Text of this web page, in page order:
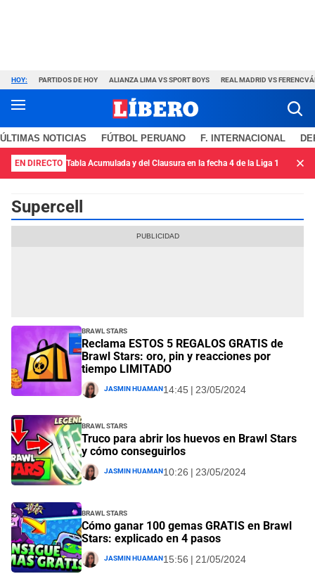
HOY: PARTIDOS DE HOY ALIANZA LIMA VS SPORT BOYS REAL MADRID VS
ÚLTIMAS NOTICIAS FÚTBOL PERUANO F. INTERNACIONAL
EN DIRECTO Tabla Acumulada y del Clausura en la fecha 4 de la Liga 1
Supercell
Brawl Stars
Reclama ESTOS 5 REGALOS GRATIS de
Brawl Stars: oro, pin y reacciones por
tiempo LIMITADO
Jasmin Huaman14:45 | 23/05/2024
Brawl Stars
Truco para abrir los huevos en Brawl Stars
y cómo conseguirlos
Jasmin Huaman10:26 | 23/05/2024
Brawl Stars
Cómo ganar 100 gemas GRATIS en Brawl
Stars: explicado en 4 pasos
Jasmin Huaman15:56 | 21/05/2024